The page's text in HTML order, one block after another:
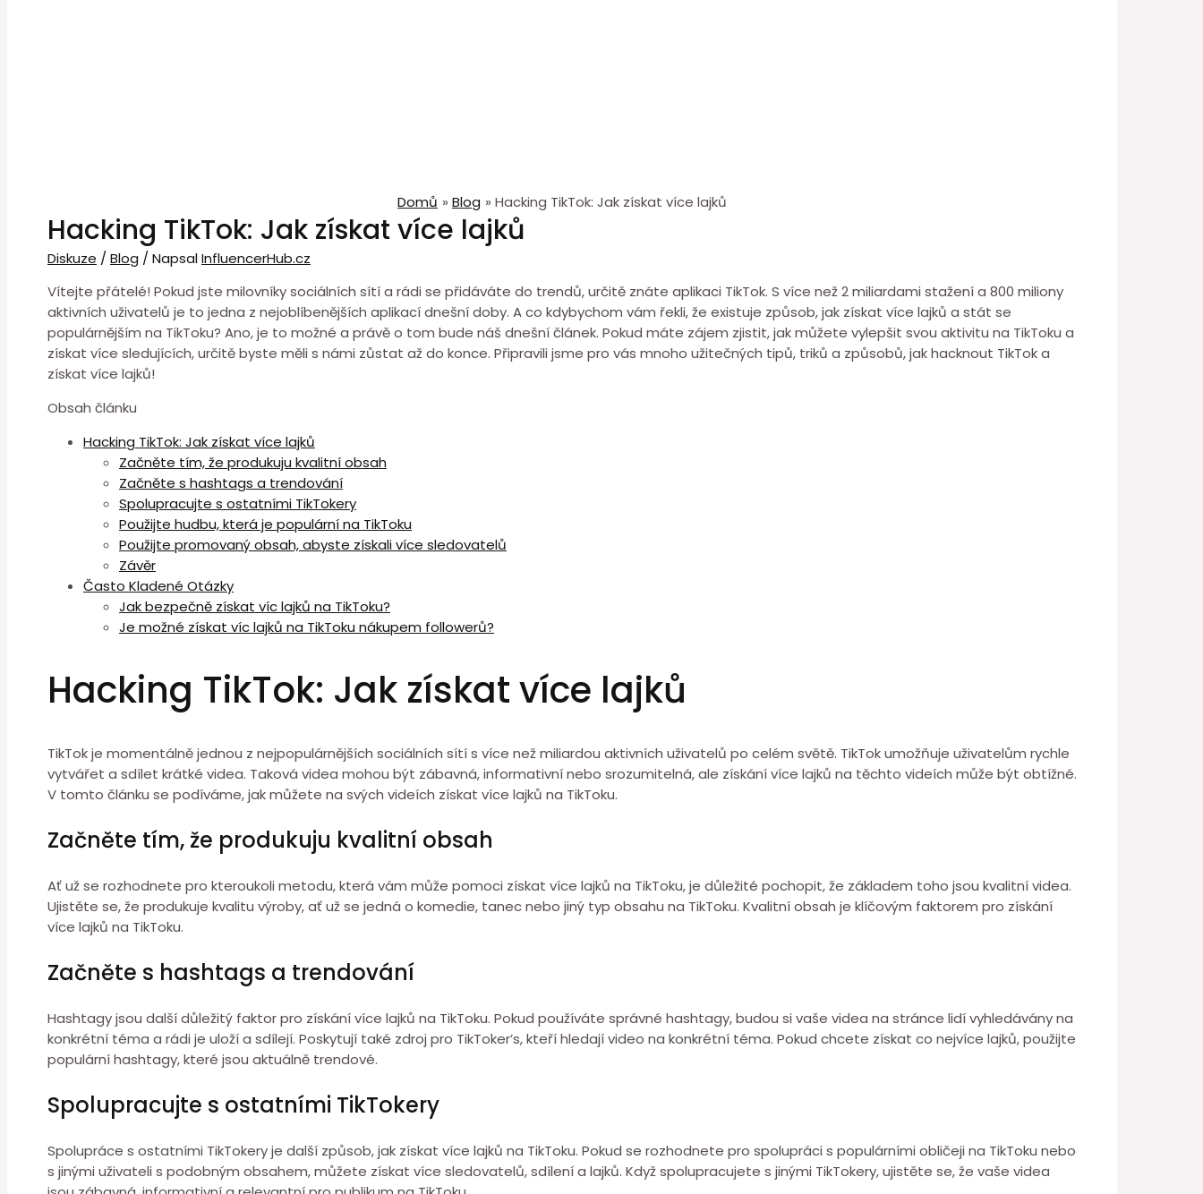
Domů Blog Hacking TikTok: Jak získat více lajků
Hacking TikTok: Jak získat více lajků
Diskuze / Blog / NapsalInfluencerHub.cz
Vítejte přátelé! Pokud jste milovníky sociálních sítí a rádi se přidáváte do trendů, určitě znáte aplikaci TikTok. S více než 2 miliardami stažení a 800 miliony
aktivních uživatelů je to jedna z nejoblíbenějších aplikací dnešní doby. A co kdybychom vám řekli, že existuje způsob, jak získat více lajků a stát se
populárnějším na TikToku? Ano, je to možné a právě o tom bude náš dnešní článek. Pokud máte zájem zjistit, jak můžete vylepšit svou aktivitu na TikToku a
získat více sledujících, určitě byste měli s námi zůstat až do konce. Připravili jsme pro vás mnoho užitečných tipů, triků a způsobů, jak hacknout TikTok a
získat více lajků!
Obsah článku
Hacking TikTok: Jak získat více lajků
Začněte tím, že produkuju kvalitní obsah
Začněte s hashtags a trendování
Spolupracujte s ostatními TikTokery
Použijte hudbu, která je populární na TikToku
Použijte promovaný obsah, abyste získali více sledovatelů
Závěr
Často Kladené Otázky
Jak bezpečně získat víc lajků na TikToku?
Je možné získat víc lajků na TikToku nákupem followerů?
Hacking TikTok: Jak získat více lajků
TikTok je momentálně jednou z nejpopulárnějších sociálních sítí s více než miliardou aktivních uživatelů po celém světě. TikTok umožňuje uživatelům rychle
vytvářet a sdílet krátké videa. Taková videa mohou být zábavná, informativní nebo srozumitelná, ale získání více lajků na těchto videích může být obtížné.
V tomto článku se podíváme, jak můžete na svých videích získat více lajků na TikToku.
Začněte tím, že produkuju kvalitní obsah
Ať už se rozhodnete pro kteroukoli metodu, která vám může pomoci získat více lajků na TikToku, je důležité pochopit, že základem toho jsou kvalitní videa.
Ujistěte se, že produkuje kvalitu výroby, ať už se jedná o komedie, tanec nebo jiný typ obsahu na TikToku. Kvalitní obsah je klíčovým faktorem pro získání
více lajků na TikToku.
Začněte s hashtags a trendování
Hashtagy jsou další důležitý faktor pro získání více lajků na TikToku. Pokud používáte správné hashtagy, budou si vaše videa na stránce lidí vyhledávány na
konkrétní téma a rádi je uloží a sdílejí. Poskytují také zdroj pro TikToker’s, kteří hledají video na konkrétní téma. Pokud chcete získat co nejvíce lajků, použijte
populární hashtagy, které jsou aktuálně trendové.
Spolupracujte s ostatními TikTokery
Spolupráce s ostatními TikTokery je další způsob, jak získat více lajků na TikToku. Pokud se rozhodnete pro spolupráci s populárními obličeji na TikToku nebo
s jinými uživateli s podobným obsahem, můžete získat více sledovatelů, sdílení a lajků. Když spolupracujete s jinými TikTokery, ujistěte se, že vaše videa